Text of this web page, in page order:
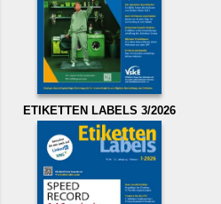
ETIKETTEN LABELS 3/2026